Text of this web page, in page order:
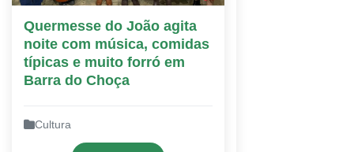
Quermesse do João agita
noite com música, comidas
típicas e muito forró em
Barra do Choça
Cultura